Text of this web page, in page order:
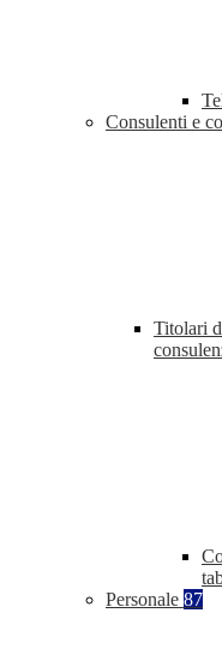
Consulenti e
Titolari
Personale 87